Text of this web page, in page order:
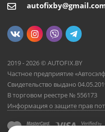
2019 - 2026 © AUTOFIX.BY
Частное предприятие
Свидетельство выдано
В торговом реестре № 556173
Информация о защите прав